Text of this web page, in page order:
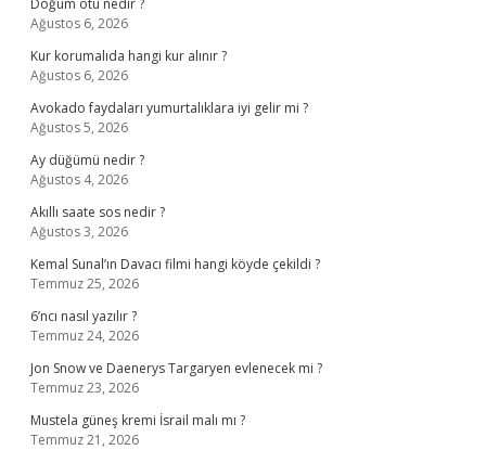
Doğum otu nedir ?
Ağustos 6, 2026
Kur korumalıda hangi kur alınır ?
Ağustos 6, 2026
Avokado faydaları yumurtalıklara iyi gelir mi ?
Ağustos 5, 2026
Ay düğümü nedir ?
Ağustos 4, 2026
Akıllı saate sos nedir ?
Ağustos 3, 2026
Kemal Sunal’ın Davacı filmi hangi köyde çekildi ?
Temmuz 25, 2026
6’ncı nasıl yazılır ?
Temmuz 24, 2026
Jon Snow ve Daenerys Targaryen evlenecek mi ?
Temmuz 23, 2026
Mustela güneş kremi İsrail malı mı ?
Temmuz 21, 2026